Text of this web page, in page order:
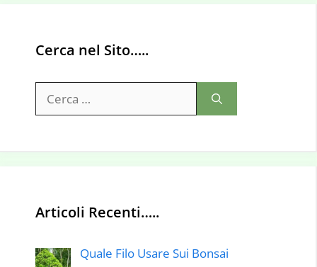
Cerca nel Sito…..
per:
Articoli Recenti…..
Quale Filo Usare Sui Bonsai